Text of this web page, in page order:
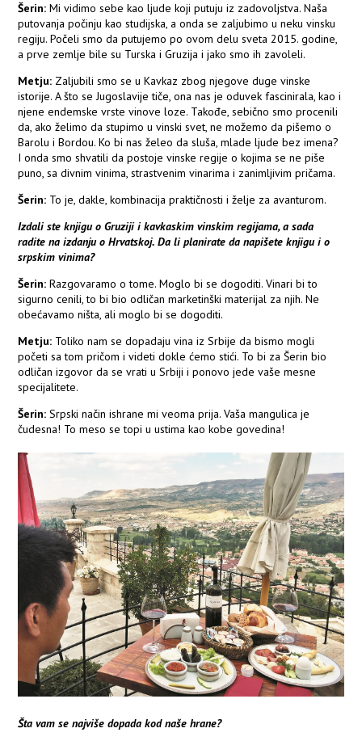
Šerin: Mi vidimo sebe kao ljude koji putuju iz zadovoljstva. Naša
putovanja počinju kao studijska, a onda se zaljubimo u neku vinsku
regiju. Počeli smo da putujemo po ovom delu sveta 2015. godine,
a prve zemlje bile su Turska i Gruzija i jako smo ih zavoleli.
Metju: Zaljubili smo se u Kavkaz zbog njegove duge vinske
istorije. A što se Jugoslavije tiče, ona nas je oduvek fascinirala, kao i
njene endemske vrste vinove loze. Takođe, sebično smo procenili
da, ako želimo da stupimo u vinski svet, ne možemo da pišemo o
Barolu i Bordou. Ko bi nas želeo da sluša, mlade ljude bez imena?
I onda smo shvatili da postoje vinske regije o kojima se ne piše
puno, sa divnim vinima, strastvenim vinarima i zanimljivim pričama.
Šerin: To je, dakle, kombinacija praktičnosti i želje za avanturom.
Izdali ste knjigu o Gruziji i kavkaskim vinskim regijama, a sada
radite na izdanju o Hrvatskoj. Da li planirate da napišete knjigu i o
srpskim vinima?
Šerin: Razgovaramo o tome. Moglo bi se dogoditi. Vinari bi to
sigurno cenili, to bi bio odličan marketinški materijal za njih. Ne
obećavamo ništa, ali moglo bi se dogoditi.
Metju: Toliko nam se dopadaju vina iz Srbije da bismo mogli
početi sa tom pričom i videti dokle ćemo stići. To bi za Šerin bio
odličan izgovor da se vrati u Srbiji i ponovo jede vaše mesne
specijalitete.
Šerin: Srpski način ishrane mi veoma prija. Vaša mangulica je
čudesna! To meso se topi u ustima kao kobe govedina!
Šta vam se najviše dopada kod naše hrane?